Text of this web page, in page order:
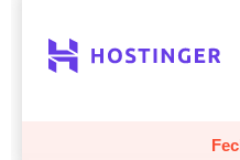
Mais